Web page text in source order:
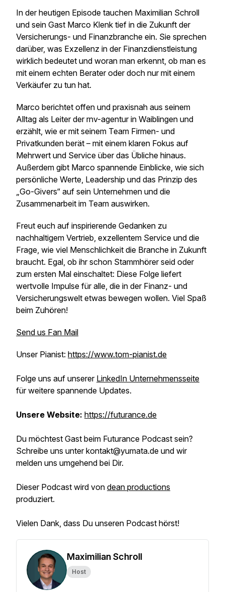
In der heutigen Episode tauchen Maximilian Schroll
und sein Gast Marco Klenk tief in die Zukunft der
Versicherungs- und Finanzbranche ein. Sie sprechen
darüber, was Exzellenz in der Finanzdienstleistung
wirklich bedeutet und woran man erkennt, ob man es
mit einem echten Berater oder doch nur mit einem
Verkäufer zu tun hat.
Marco berichtet offen und praxisnah aus seinem
Alltag als Leiter der rnv-agentur in Waiblingen und
erzählt, wie er mit seinem Team Firmen- und
Privatkunden berät – mit einem klaren Fokus auf
Mehrwert und Service über das Übliche hinaus.
Außerdem gibt Marco spannende Einblicke, wie sich
persönliche Werte, Leadership und das Prinzip des
„Go-Givers“ auf sein Unternehmen und die
Zusammenarbeit im Team auswirken.
Freut euch auf inspirierende Gedanken zu
nachhaltigem Vertrieb, exzellentem Service und die
Frage, wie viel Menschlichkeit die Branche in Zukunft
braucht. Egal, ob ihr schon Stammhörer seid oder
zum ersten Mal einschaltet: Diese Folge liefert
wertvolle Impulse für alle, die in der Finanz- und
Versicherungswelt etwas bewegen wollen. Viel Spaß
beim Zuhören!
Send us Fan Mail
Unser Pianist: https://www.tom-pianist.de
Folge uns auf unserer LinkedIn Unternehmensseite
für weitere spannende Updates.
Unsere Website: https://futurance.de
Du möchtest Gast beim Futurance Podcast sein?
Schreibe uns unter kontakt@yumata.de und wir
melden uns umgehend bei Dir.
Dieser Podcast wird von dean productions
produziert.
Vielen Dank, dass Du unseren Podcast hörst!
Maximilian Schroll
Host